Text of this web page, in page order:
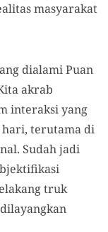
masyarakat
dialami Puan
akrab
interaksi yang
terutama di
Sudah jadi
truk